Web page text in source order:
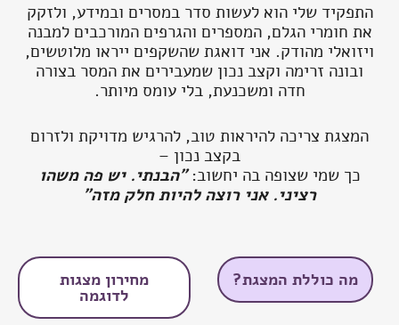
התפקיד שלי הוא לעשות סדר במסרים ובמידע, ולזקק
את חומרי הגלם, המספרים והגרפים המורכבים למבנה
ויזואלי מהודק. אני דואגת שהשקפים ייראו מלוטשים,
ובונה זרימה וקצב נכון שמעבירים את המסר בצורה
חדה ומשכנעת, בלי עומס מיותר.
המצגת צריכה להיראות טוב, להרגיש מדויקת ולזרום
בקצב נכון –
כך שמי שצופה בה יחשוב:"הבנתי. יש פה משהו
רציני. אני רוצה להיות חלק מזה"
מה כוללת המצגת? מחירון מצגות
לדוגמה